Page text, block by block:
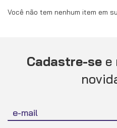
Você não tem nenhum item em
Cadastre-see
se
na